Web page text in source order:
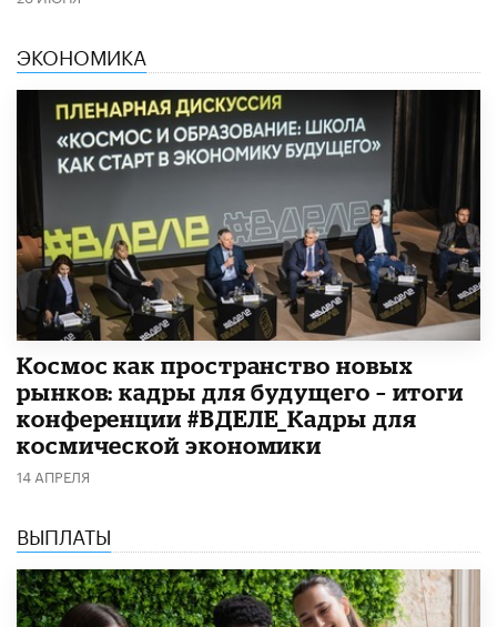
ЭКОНОМИКА
Космос как пространство новых
рынков: кадры для будущего – итоги
конференции #ВДЕЛЕ_Кадры для
космической экономики
14 АПРЕЛЯ
ВЫПЛАТЫ